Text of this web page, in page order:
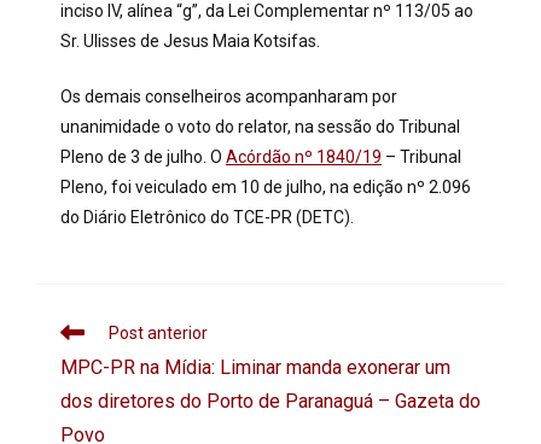
inciso IV, alínea “g”, da Lei Complementar nº 113/05 ao
Sr. Ulisses de Jesus Maia Kotsifas.
Os demais conselheiros acompanharam por
unanimidade o voto do relator, na sessão do Tribunal
Pleno de 3 de julho. O Acórdão nº 1840/19 – Tribunal
Pleno, foi veiculado em 10 de julho, na edição nº 2.096
do Diário Eletrônico do TCE-PR (DETC).
Post anterior
MPC-PR na Mídia: Liminar manda exonerar um
dos diretores do Porto de Paranaguá – Gazeta do
Povo